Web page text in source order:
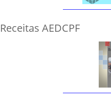
Receitas AEDCPF